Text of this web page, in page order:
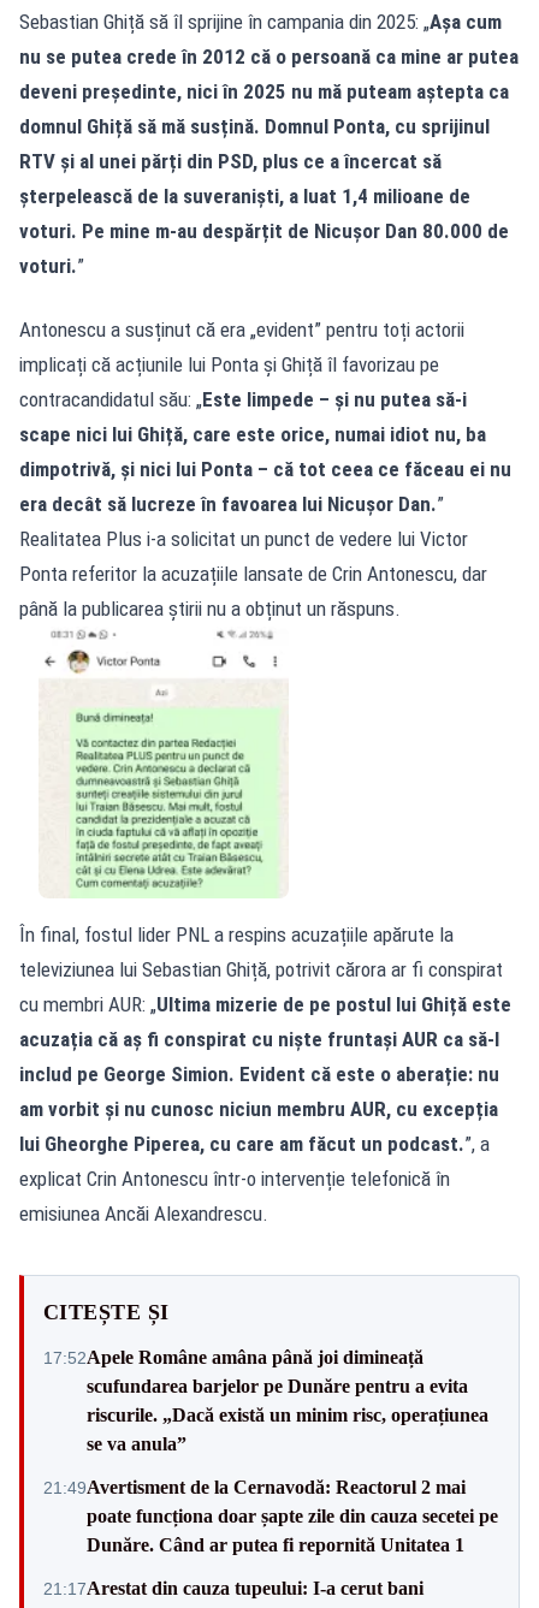
Sebastian Ghiță să îl sprijine în campania din 2025: „Așa cum
nu se putea crede în 2012 că o persoană ca mine ar putea
deveni președinte, nici în 2025 nu mă puteam aștepta ca
domnul Ghiță să mă susțină. Domnul Ponta, cu sprijinul
RTV și al unei părți din PSD, plus ce a încercat să
șterpelească de la suveraniști, a luat 1,4 milioane de
voturi. Pe mine m-au despărțit de Nicușor Dan 80.000 de
voturi.”
Antonescu a susținut că era „evident” pentru toți actorii
implicați că acțiunile lui Ponta și Ghiță îl favorizau pe
contracandidatul său: „Este limpede – și nu putea să-i
scape nici lui Ghiță, care este orice, numai idiot nu, ba
dimpotrivă, și nici lui Ponta – că tot ceea ce făceau ei nu
era decât să lucreze în favoarea lui Nicușor Dan.”
Realitatea Plus i-a solicitat un punct de vedere lui Victor
Ponta referitor la acuzațiile lansate de Crin Antonescu, dar
până la publicarea știrii nu a obținut un răspuns.
În final, fostul lider PNL a respins acuzațiile apărute la
televiziunea lui Sebastian Ghiță, potrivit cărora ar fi conspirat
cu membri AUR: „Ultima mizerie de pe postul lui Ghiță este
acuzația că aș fi conspirat cu niște fruntași AUR ca să-l
includ pe George Simion. Evident că este o aberație: nu
am vorbit și nu cunosc niciun membru AUR, cu excepția
lui Gheorghe Piperea, cu care am făcut un podcast.”, a
explicat Crin Antonescu într-o intervenție telefonică în
emisiunea Ancăi Alexandrescu.
CITEȘTE ȘI
17:52Apele Române amâna până joi dimineață
scufundarea barjelor pe Dunăre pentru a evita
riscurile. „Dacă există un minim risc, operațiunea
se va anula”
21:49Avertisment de la Cernavodă: Reactorul 2 mai
poate funcționa doar șapte zile din cauza secetei pe
Dunăre. Când ar putea fi repornită Unitatea 1
21:17Arestat din cauza tupeului: I-a cerut bani